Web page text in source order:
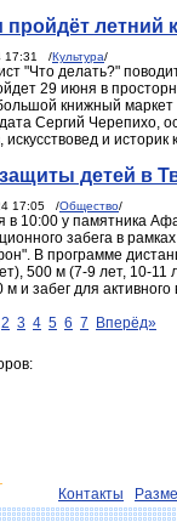
пройдёт
17:31 /Культура/
"Что делать?"
29 июня в
книжный маркет
Сергий Черепихо,
искусствовед и
детей в
17:05 /Общество/
в 10:00 у памятника
забега в
В программе
500 м (7-9 лет, 10-11
м и забег для
2 3 4 5 6 7 Вперёд»
Контакты